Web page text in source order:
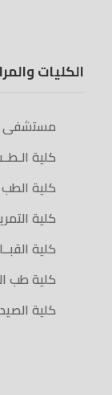
الكليات
مستشفى
كلية
كلية
كلية
كلية
كلية طب
كلية